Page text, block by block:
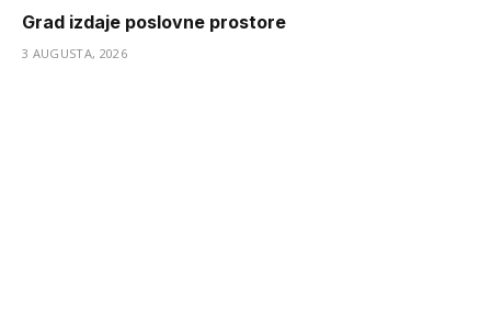
Grad izdaje poslovne prostore
3 AUGUSTA, 2026